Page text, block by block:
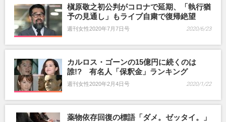
槇原敬之初公判がコロナで延期、「執行猶
予の見通し」もライブ自粛で復帰絶望
週刊女性2020年7月7日号 2020/6/23
カルロス・ゴーンの15億円に続くのは
誰!? 有名人「保釈金」ランキング
週刊女性2020年2月4日号 2020/1/22
薬物依存回復の標語「ダメ。ゼッタイ。」